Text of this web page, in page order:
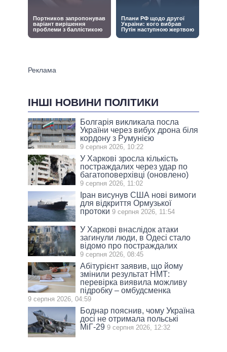
ІНШІ НОВИНИ ПОЛІТИКИ
Болгарія викликала посла
України через вибух дрона біля
кордону з Румунією
9 серпня 2026, 10:22
У Харкові зросла кількість
постраждалих через удар по
багатоповерхівці (оновлено)
9 серпня 2026, 11:02
Іран висунув США нові вимоги
для відкриття Ормузької
протоки 9 серпня 2026, 11:54
У Харкові внаслідок атаки
загинули люди, в Одесі стало
відомо про постраждалих
9 серпня 2026, 08:45
Абітурієнт заявив, що йому
змінили результат НМТ:
перевірка виявила можливу
підробку – омбудсменка
9 серпня 2026, 04:59
Боднар пояснив, чому Україна
досі не отримала польські
МіГ-29 9 серпня 2026, 12:32